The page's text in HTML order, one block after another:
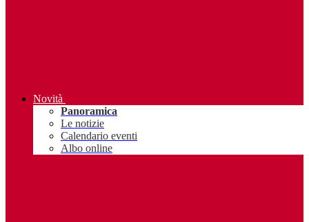
Novità
Panoramica
Le notizie
Calendario eventi
Albo online